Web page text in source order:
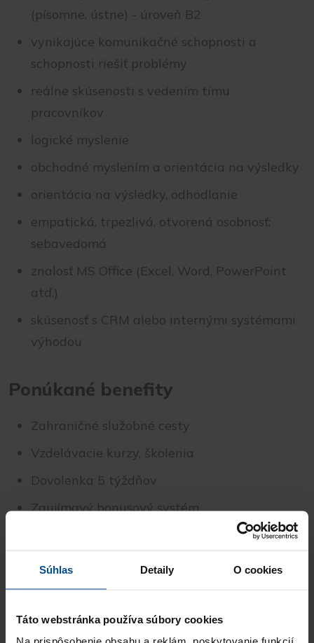
Súhlas Detaily O cookies
Táto webstránka používa súbory cookies
(písomne, ústne) - úroveň B2
vynikajúce komunikačné schopnosti a
schopnosti riešiť problémy
reálne skúsenosti s vedením tímu
pracovníkov
logické myslenie
obchodné myslením a orientácia na výsledky
orientácia na výsledky, odhodlanie
empatická, trpezlivá, otvorená osobnosť;
sebavedomá
znalosť MS Office (Excel, Word, PowerPoint
atď.)
skúsenosť s CRM alebo internými systémami
výhodou
Ponúkané benefity
Zahraničné služobné cesty
Vzdelávacie kurzy, školenia
Dovolenka 5 týždňov
Zaujímavý bonusový systém
Možnosť občasného home office na základe
Flexibilný začiatok/koniec pracovnej doby